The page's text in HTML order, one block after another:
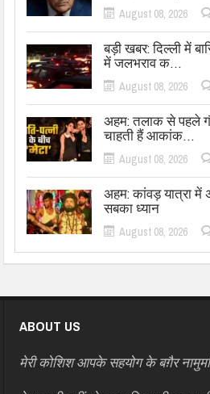
August 08, 2026
बड़ी खबर: दिल्ली में
में जलभराव क…
August 08, 2026
अहम: तलाक से पहले
चाहती हैं आकांक…
August 08, 2026
अहम: कांवड़ यात्रा में
सबका ध्यान
August 08, 2026
ABOUT US
मेरी कोशिश आपके सहयोग के बग़ैर